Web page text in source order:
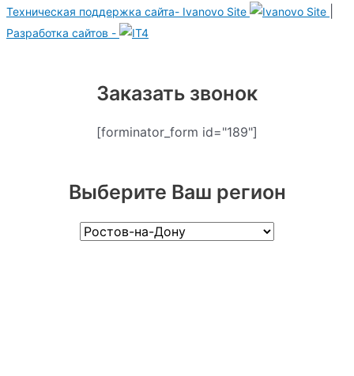
Техническая поддержка сайта- Ivanovo Site
Разработка сайтов -
Заказать звонок
[forminator_form id="189"]
Выберите Ваш регион